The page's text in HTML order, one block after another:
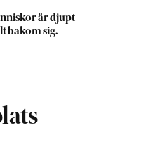
är djupt
bakom sig.